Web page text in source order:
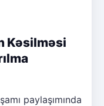
Kəsilməsi
paylaşımında